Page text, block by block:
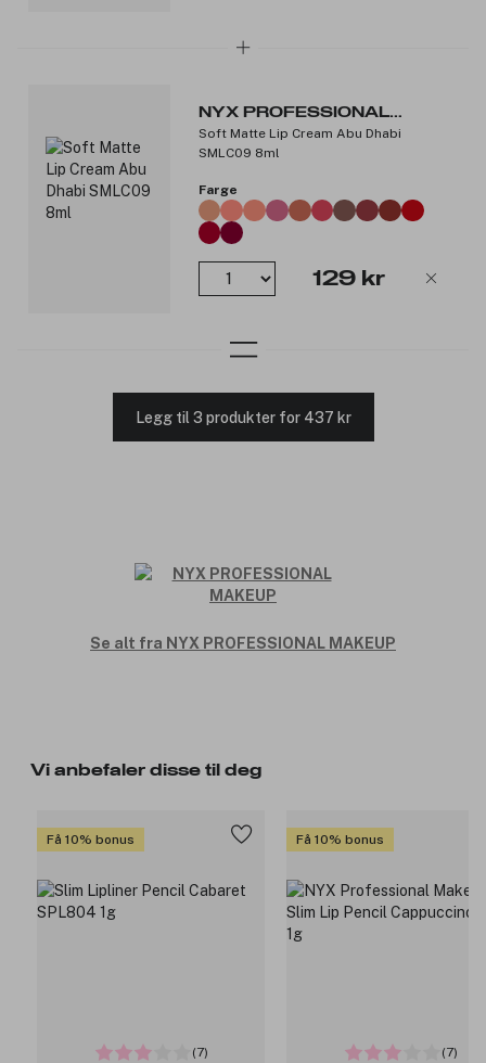
NYX PROFESSIONAL
MAKEUP
Soft Matte Lip Cream Abu Dhabi
SMLC09 8ml
Farge
129 kr
Legg til 3 produkter for 437 kr
Se alt fra NYX PROFESSIONAL MAKEUP
Vi anbefaler disse til deg
Få 10% bonus
(7)
Få 10% bonus
(7)